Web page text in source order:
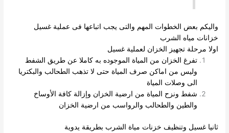
واليكم بعض الخطوات المهم والتى يجب اتباعها فى عملية غسيل
خزانات مياه الشرب
اولا مرحلة تجهيز الخزان لعملية غسيل
تفرغ الخزان من المياة الموجوده به كاملا عن طريق الشفط
وليس من اماكن صرف المياة حتى لا تذهب الطحالب والبكتريا
الى وصلات المياة
شفط ونزح المياة من ارضية الخزان وإزالة كافة الأوساخ
والطين والطحالب والرواسب من ارضية الخزان
ثانيا غسيل وتنظيف خزنات مياة الشرب بطريقة يدوية